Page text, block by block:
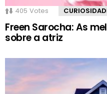
405 Votes
Freen Sarocha: As
sobre a atriz